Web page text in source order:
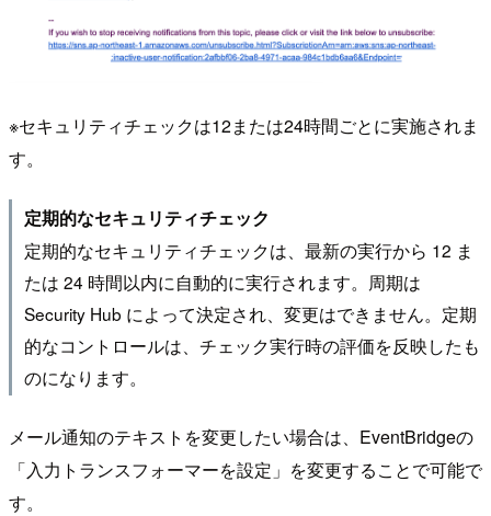
※セキュリティチェックは12または24時間ごとに実施されま
す。
定期的なセキュリティチェック
定期的なセキュリティチェックは、最新の実行から 12 ま
たは 24 時間以内に自動的に実行されます。周期は
Security Hub によって決定され、変更はできません。定期
的なコントロールは、チェック実行時の評価を反映したも
のになります。
メール通知のテキストを変更したい場合は、EventBridgeの
「入力トランスフォーマーを設定」を変更することで可能で
す。